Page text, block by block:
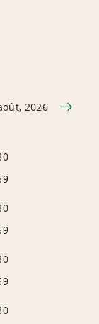
2026